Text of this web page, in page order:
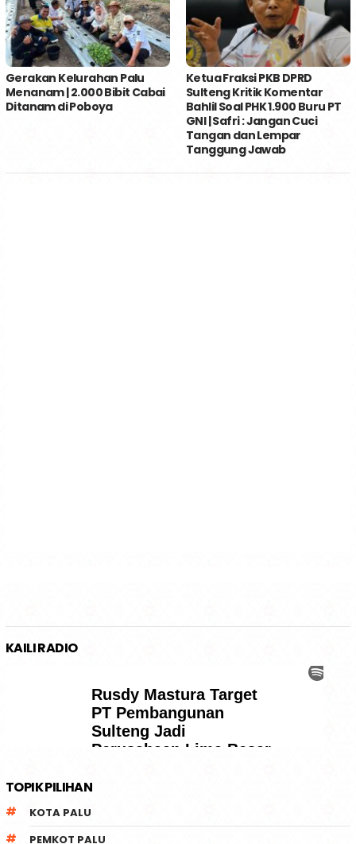
Gerakan Kelurahan Palu
Menanam | 2.000 Bibit Cabai
Ditanam di Poboya
Ketua Fraksi PKB DPRD
Sulteng Kritik Komentar
Bahlil Soal PHK 1.900 Buru PT
GNI | Safri : Jangan Cuci
Tangan dan Lempar
Tanggung Jawab
KAILI RADIO
TOPIK PILIHAN
KOTA PALU
PEMKOT PALU